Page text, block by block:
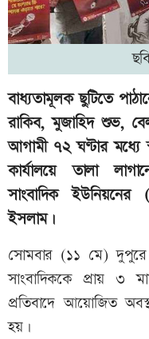
বাধ্যতামূলক ছুটিতে
রাকিব, মুজাহিদ শুভ,
আগামী ৭২ ঘণ্টার মধ্যে
কার্যালয়ে তালা
সাংবাদিক
ইসলাম।
সোমবার (১১ মে) দুপুরে
সাংবাদিককে প্রায় ৩
প্রতিবাদে আয়োজিত
হয়।